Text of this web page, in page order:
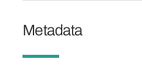
Metadata